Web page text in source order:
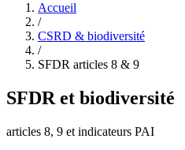
Accueil
/
CSRD & biodiversité
/
SFDR articles 8 & 9
SFDR et biodiversité
articles 8, 9 et indicateurs PAI